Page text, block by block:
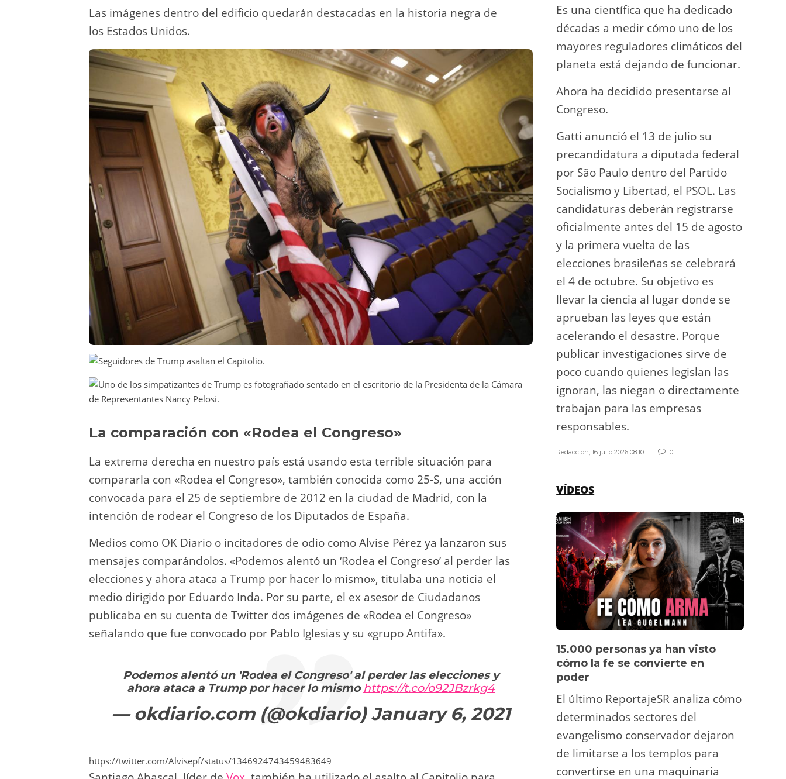
Las imágenes dentro del edificio quedarán destacadas en la historia negra de
los Estados Unidos.
La comparación con «Rodea el Congreso»
La extrema derecha en nuestro país está usando esta terrible situación para
compararla con «Rodea el Congreso», también conocida como 25-S, una acción
convocada para el 25 de septiembre de 2012 en la ciudad de Madrid, con la
intención de rodear el Congreso de los Diputados de España.
Medios como OK Diario o incitadores de odio como Alvise Pérez ya lanzaron sus
mensajes comparándolos. «Podemos alentó un ‘Rodea el Congreso’ al perder las
elecciones y ahora ataca a Trump por hacer lo mismo», titulaba una noticia el
medio dirigido por Eduardo Inda. Por su parte, el ex asesor de Ciudadanos
publicaba en su cuenta de Twitter dos imágenes de «Rodea el Congreso»
señalando que fue convocado por Pablo Iglesias y su «grupo Antifa».
Podemos alentó un 'Rodea el Congreso' al perder las elecciones y
ahora ataca a Trump por hacer lo mismohttps://t.co/o92JBzrkg4
— okdiario.com (@okdiario)January 6, 2021
https://twitter.com/Alvisepf/status/1346924743459483649
Es una científica que ha dedicado
décadas a medir cómo uno de los
mayores reguladores climáticos del
planeta está dejando de funcionar.
Ahora ha decidido presentarse al
Congreso.
Gatti anunció el 13 de julio su
precandidatura a diputada federal
por São Paulo dentro del Partido
Socialismo y Libertad, el PSOL. Las
candidaturas deberán registrarse
oficialmente antes del 15 de agosto
y la primera vuelta de las
elecciones brasileñas se celebrará
el 4 de octubre. Su objetivo es
llevar la ciencia al lugar donde se
aprueban las leyes que están
acelerando el desastre. Porque
publicar investigaciones sirve de
poco cuando quienes legislan las
ignoran, las niegan o directamente
trabajan para las empresas
responsables.
Redaccion ,16 julio 2026 08:10 0
VÍDEOS
15.000 personas ya han visto
cómo la fe se convierte en
poder
El último ReportajeSR analiza cómo
determinados sectores del
evangelismo conservador dejaron
de limitarse a los templos para
convertirse en una maquinaria